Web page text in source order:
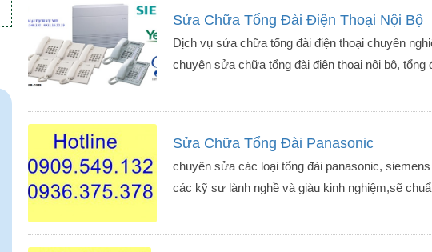
Sửa Chữa Tổng Đài Điện Thoại Nội Bộ
Dịch vụ sửa chữa tổng đài điện thoại chuyên
chuyên sửa chữa tổng đài điện thoại nội bộ, tổng
Sửa Chữa Tổng Đài Panasonic
chuyên sửa các loại tổng đài panasonic,
các kỹ sư lành nghề và giàu kinh nghiệm,sẽ